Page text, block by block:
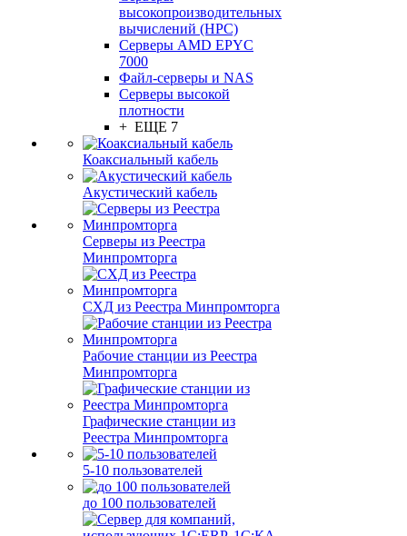
высокопроизводительных
вычислений (HPC)
Серверы AMD EPYC
7000
Файл-серверы и NAS
Серверы высокой
плотности
+ ЕЩЕ 7
Коаксиальный кабель
Акустический кабель
Серверы из Реестра
Минпромторга
СХД из Реестра Минпромторга
Рабочие станции из Реестра
Минпромторга
Графические станции из
Реестра Минпромторга
5-10 пользователей
до 100 пользователей